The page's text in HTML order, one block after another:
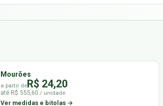
Mourões
a partir deR$ 24,20
até R$ 555,60 / unidade
Ver medidas e bitolas →